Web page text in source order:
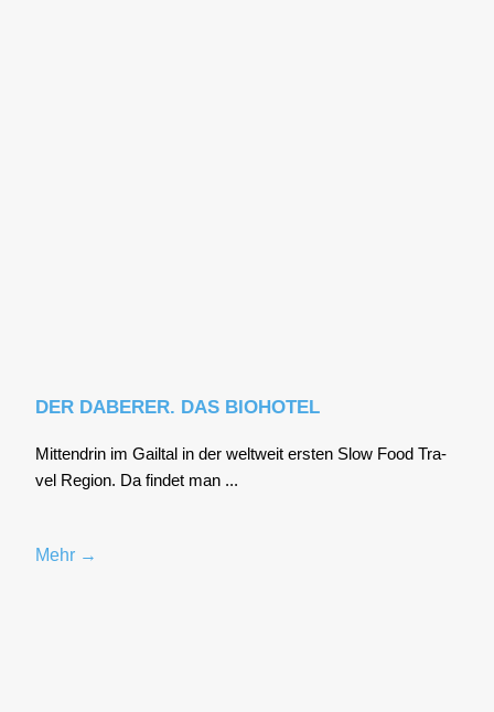
DER DABERER. DAS BIOHOTEL
Mit­ten­drin im Gail­tal in der welt­weit ers­ten Slow Food Tra­
vel Regi­on. Da fin­det man ...
Mehr →